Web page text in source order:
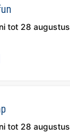
tot 28 augustus
tot 28 augustus